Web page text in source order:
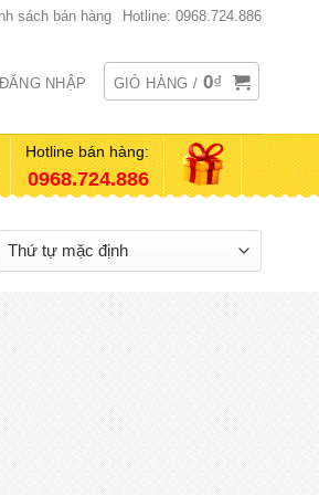
sách bán hàng Hotline: 0968.724.886
ĐĂNG NHẬP GIỎ HÀNG / 0₫
Hotline bán hàng:
0968.724.886